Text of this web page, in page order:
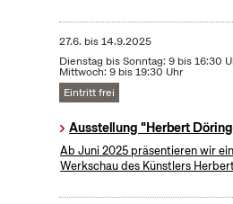
27.6. bis14.9.2025
Dienstag bis Sonntag: 9 bis 16:30
Mittwoch: 9 bis 19:30 Uhr
Eintritt frei
Ausstellung "Herbert
Ab Juni 2025 präsentieren wir
Werkschau des Künstlers